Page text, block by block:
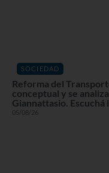
SOCIEDAD
Reforma del
conceptual y se
Giannattasio.
05/08/26